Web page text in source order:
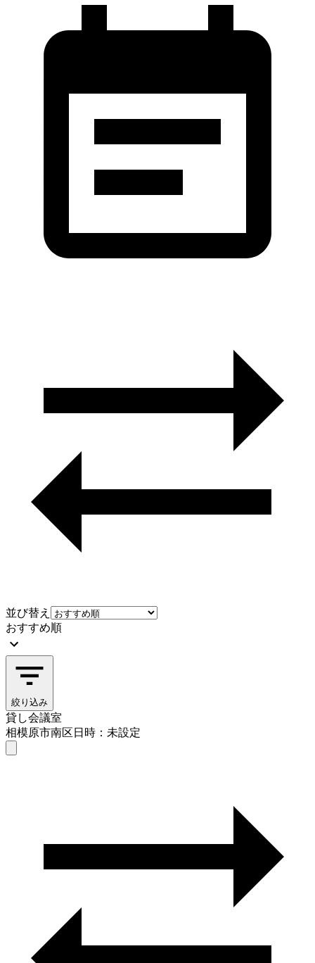
並び替え
おすすめ順
絞り込み
貸し会議室
相模原市南区日時：未設定